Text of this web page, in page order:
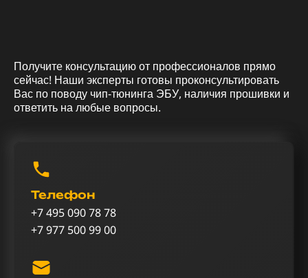
Получите консультацию от профессионалов прямо
сейчас! Наши эксперты готовы проконсультировать
Вас по поводу чип-тюнинга ЭБУ, наличия прошивки и
ответить на любые вопросы.
Телефон
+7 495 090 78 78
+7 977 500 99 00